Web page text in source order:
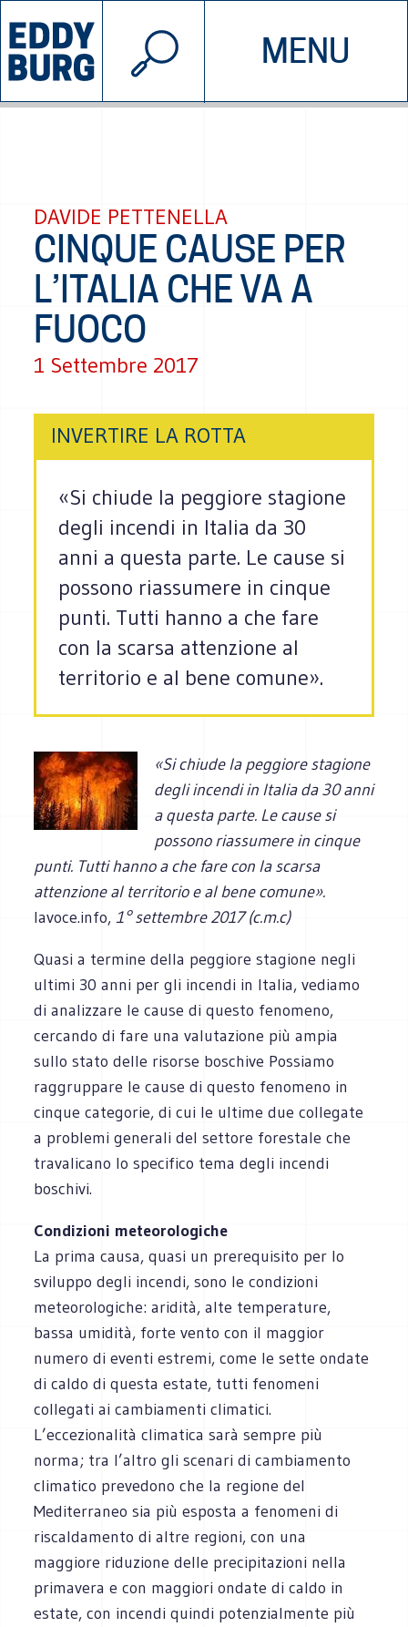
MENU
INIZIATIVE CHI SIAMO
© 2026 EDDYBURG
DAVIDE PETTENELLA
CINQUE CAUSE PER
L’ITALIA CHE VA A
FUOCO
1 Settembre 2017
INVERTIRE LA ROTTA
«Si chiude la peggiore stagione
degli incendi in Italia da 30
anni a questa parte. Le cause si
possono riassumere in cinque
punti. Tutti hanno a che fare
con la scarsa attenzione al
territorio e al bene comune».
«Si chiude la peggiore stagione
degli incendi in Italia da 30 anni
a questa parte. Le cause si
possono riassumere in cinque
punti. Tutti hanno a che fare con la scarsa
attenzione al territorio e al bene comune».
lavoce.info,1° settembre 2017 (c.m.c)
Quasi a termine della peggiore stagione negli
ultimi 30 anni per gli incendi in Italia, vediamo
di analizzare le cause di questo fenomeno,
cercando di fare una valutazione più ampia
sullo stato delle risorse boschive Possiamo
raggruppare le cause di questo fenomeno in
cinque categorie, di cui le ultime due collegate
a problemi generali del settore forestale che
travalicano lo specifico tema degli incendi
boschivi.
Condizioni meteorologiche
La prima causa, quasi un prerequisito per lo
sviluppo degli incendi, sono le condizioni
meteorologiche: aridità, alte temperature,
bassa umidità, forte vento con il maggior
numero di eventi estremi, come le sette ondate
di caldo di questa estate, tutti fenomeni
collegati ai cambiamenti climatici.
L’eccezionalità climatica sarà sempre più
norma; tra l’altro gli scenari di cambiamento
climatico prevedono che la regione del
Mediterraneo sia più esposta a fenomeni di
riscaldamento di altre regioni, con una
maggiore riduzione delle precipitazioni nella
primavera e con maggiori ondate di caldo in
estate, con incendi quindi potenzialmente più